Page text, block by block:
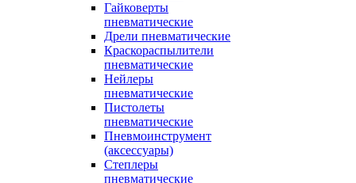
Гайковерты
пневматические
Дрели пневматические
Краскораспылители
пневматические
Нейлеры
пневматические
Пистолеты
пневматические
Пневмоинструмент
(аксессуары)
Степлеры
пневматические